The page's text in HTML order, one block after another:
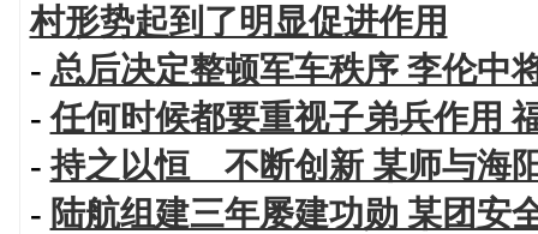
村形势起到了明显促进作用
- 总后决定整顿军车秩序 李伦中
-任何时候都要重视子弟兵作用
-持之以恒 不断创新 某师与海
- 陆航组建三年屡建功勋 某团安